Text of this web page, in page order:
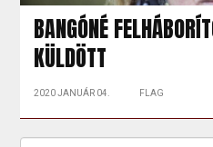
BANGÓNÉ
KÜLDÖTT
2020 JANUÁR 04. FLAG